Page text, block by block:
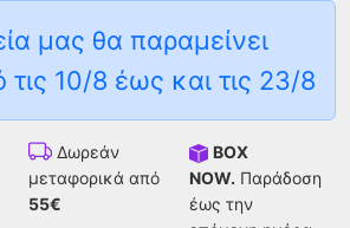
μας θα παραμείνει
τις 10/8 έως και τις 23/8
Δωρεάν
μεταφορικά από
55€
BOX
NOW. Παράδοση
έως την